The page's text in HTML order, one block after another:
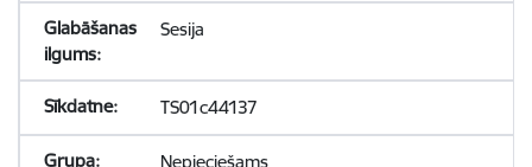
Sesija
TS01c44137
Nepieciešams